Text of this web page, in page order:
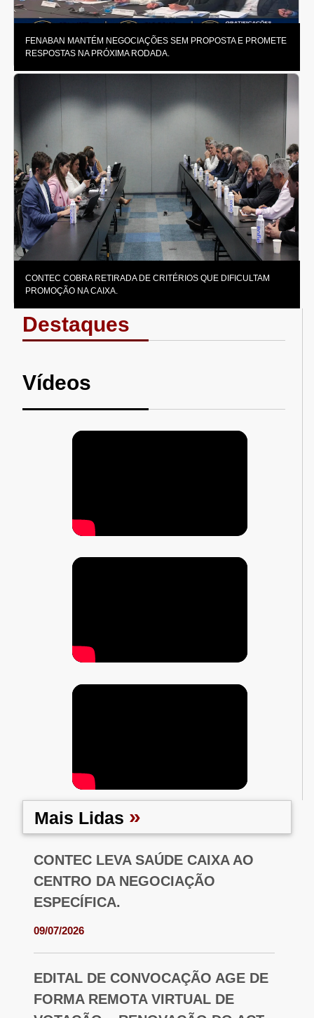
FENABAN MANTÉM NEGOCIAÇÕES SEM PROPOSTA E PROMETE
RESPOSTAS NA PRÓXIMA RODADA.
CONTEC COBRA RETIRADA DE CRITÉRIOS QUE DIFICULTAM
PROMOÇÃO NA CAIXA.
Destaques
Vídeos
Mais Lidas »
CONTEC LEVA SAÚDE CAIXA AO
CENTRO DA NEGOCIAÇÃO
ESPECÍFICA.
09/07/2026
EDITAL DE CONVOCAÇÃO AGE DE
FORMA REMOTA VIRTUAL DE